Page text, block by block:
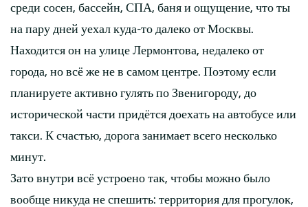
среди сосен, бассейн, СПА, баня и ощущение, что ты
на пару дней уехал куда-то далеко от Москвы.
Находится он на улице Лермонтова, недалеко от
города, но всё же не в самом центре. Поэтому если
планируете активно гулять по Звенигороду, до
исторической части придётся доехать на автобусе или
такси. К счастью, дорога занимает всего несколько
минут.
Зато внутри всё устроено так, чтобы можно было
вообще никуда не спешить: территория для прогулок,